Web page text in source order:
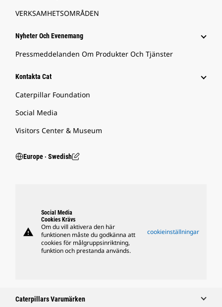
VERKSAMHETSOMRÅDEN
Nyheter Och Evenemang
Pressmeddelanden Om Produkter Och Tjänster
Kontakta Cat
Caterpillar Foundation
Social Media
Visitors Center & Museum
Europe ‧ Swedish
warning
Social Media
Cookies Krävs
Om du vill aktivera den här
funktionen måste du godkänna att
cookies för målgruppsinriktning,
funktion och prestanda används.
cookieinställningar
Caterpillars Varumärken